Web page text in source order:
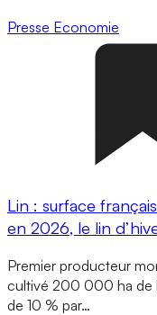
Presse Economie
Lin : surface
en 2026, le lin
Premier producteur
cultivé 200 000 ha de
de 10 % par…